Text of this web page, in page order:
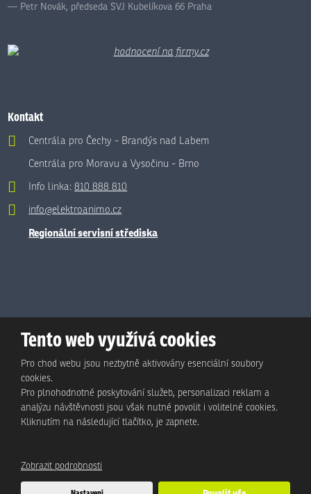
Petr Novák, předseda SVJ Kubelíkova 66 Praha
Kontakt
Centrála pro Čechy - Brandýs nad Labem
Centrála pro Moravu a Vysočinu - Brno
Info linka:810 888 810
info@elektroanimo.cz
Regionální servisní střediska
© Animo Bohemia s.r.o., 2026, vytvořila eBRÁNA s.r.o.
Mapa stránek|Podmínky použití|Ochrana osobních údajů
Tento web je chráněn pomocí Google ReCAPTCHA a platí pro něj
Tento web využívá cookies
Pro chod webu jsou nezbytně aktivovány esenciální soubory
cookies.
Pro plnohodnotné poskytování služeb, personalizaci reklam a
analýzu návštěvnosti jsou však nutné povolit i volitelné cookies.
Kliknutím na následující tlačítko, je zapnete.
Zobrazit podrobnosti